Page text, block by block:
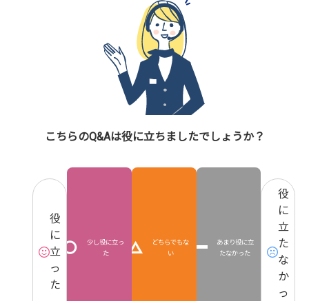
こちらのQ&Aは役に立ちましたでしょうか？
役
に
立
っ
た
少し役に立っ
た
どちらでもな
い
あまり役に立
たなかった
役
に
立
た
な
か
っ